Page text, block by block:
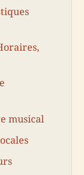
musical